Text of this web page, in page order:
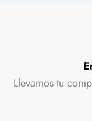
Llevamos tu